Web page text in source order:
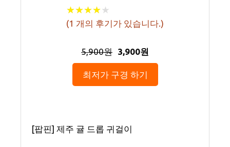
★★★★★
★★★★★
(1 개의 후기가 있습니다.)
5,900원 3,900원
최저가 구경 하기
[팝핀] 제주 귤 드롭 귀걸이